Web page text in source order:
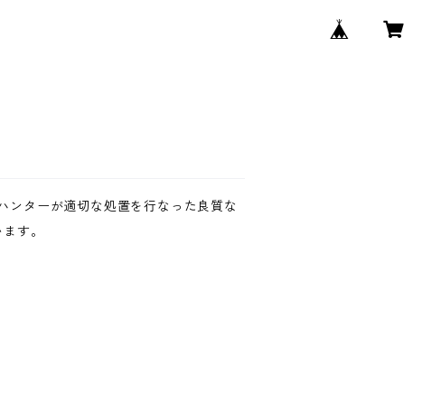
ンターが適切な処置を行なった良質な
す。